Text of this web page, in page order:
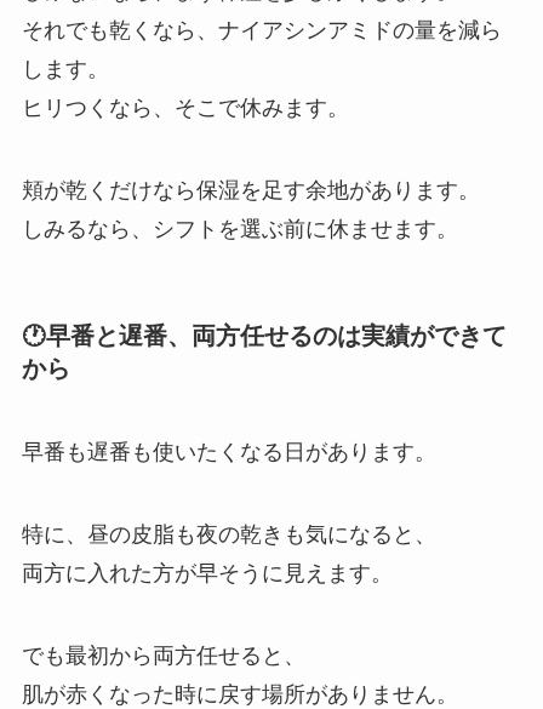
それでも乾くなら、ナイアシンアミドの量を減ら
します。
ヒリつくなら、そこで休みます。
頬が乾くだけなら保湿を足す余地があります。
しみるなら、シフトを選ぶ前に休ませます。
🕐早番と遅番、両方任せるのは実績ができて
から
早番も遅番も使いたくなる日があります。
特に、昼の皮脂も夜の乾きも気になると、
両方に入れた方が早そうに見えます。
でも最初から両方任せると、
肌が赤くなった時に戻す場所がありません。